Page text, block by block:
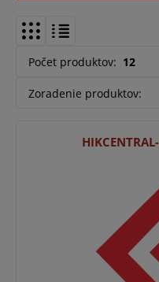
Počet produktov: 12
Zoradenie produktov: